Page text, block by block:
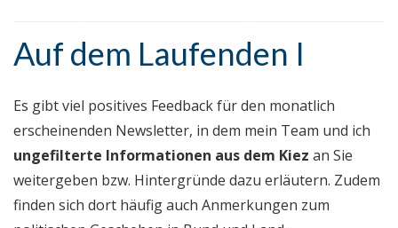
Auf dem Laufenden I
Es gibt viel positives Feedback für den monatlich
erscheinenden Newsletter, in dem mein Team und ich
ungefilterte Informationen aus dem Kiez an Sie
weitergeben bzw. Hintergründe dazu erläutern. Zudem
finden sich dort häufig auch Anmerkungen zum